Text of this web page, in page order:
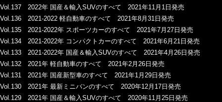
Vol.137 2022年 国産＆輸入SUVのすべて 2021年11月1日発売
Vol.136 2021-2022 軽自動車のすべて 2021年8月31日発売
Vol.135 2021-2022年 スポーツカーのすべて 2021年7月27日発売
Vol.134 2021-2022年 コンパクトカーのすべて 2021年6月21日発売
Vol.133 2021-2022年 国産＆輸入SUVのすべて 2021年4月26日発売
Vol.132 2021年 軽自動車のすべて 2021年2月26日発売
Vol.131 2021年 国産新型車のすべて 2021年1月29日発売
Vol.130 2021年 最新ミニバンのすべて 2020年12月17日発売
Vol.129 2021年 国産＆輸入SUVのすべて 2020年11月25日発売